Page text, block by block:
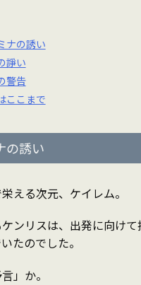
ナの誘い
諍い
警告
ここまで
の誘い
える次元、ケイレム。
ンリスは、出発に向け
たのでした。
」か。